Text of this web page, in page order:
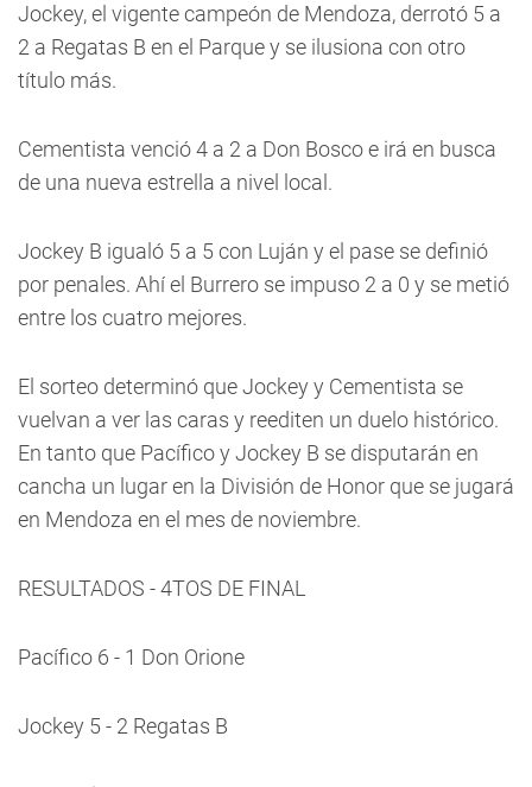
Jockey, el vigente campeón de Mendoza, derrotó 5 a
2 a Regatas B en el Parque y se ilusiona con otro
título más.
Cementista venció 4 a 2 a Don Bosco e irá en busca
de una nueva estrella a nivel local.
Jockey B igualó 5 a 5 con Luján y el pase se definió
por penales. Ahí el Burrero se impuso 2 a 0 y se metió
entre los cuatro mejores.
El sorteo determinó que Jockey y Cementista se
vuelvan a ver las caras y reediten un duelo histórico.
En tanto que Pacífico y Jockey B se disputarán en
cancha un lugar en la División de Honor que se jugará
en Mendoza en el mes de noviembre.
RESULTADOS - 4TOS DE FINAL
Pacífico 6 - 1 Don Orione
Jockey 5 - 2 Regatas B